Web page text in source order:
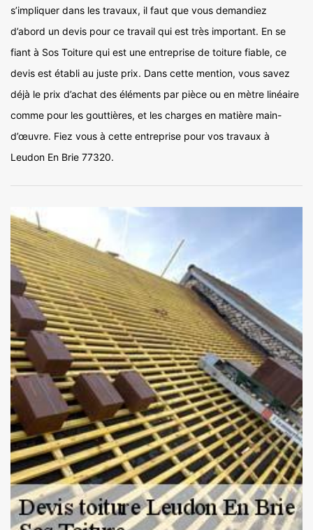
s’impliquer dans les travaux, il faut que vous demandiez
d’abord un devis pour ce travail qui est très important. En se
fiant à Sos Toiture qui est une entreprise de toiture fiable, ce
devis est établi au juste prix. Dans cette mention, vous savez
déjà le prix d’achat des éléments par pièce ou en mètre linéaire
comme pour les gouttières, et les charges en matière main-
d’œuvre. Fiez vous à cette entreprise pour vos travaux à
Leudon En Brie 77320.